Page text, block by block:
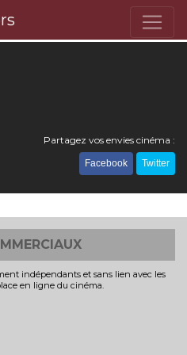
Partagez vos envies cinéma :
Facebook Twitter
indépendants et sans lien avec les
en ligne du cinéma.